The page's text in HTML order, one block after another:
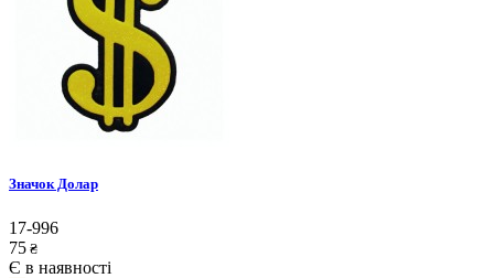
Значок Долар
17-996
75 ₴
Є в наявності